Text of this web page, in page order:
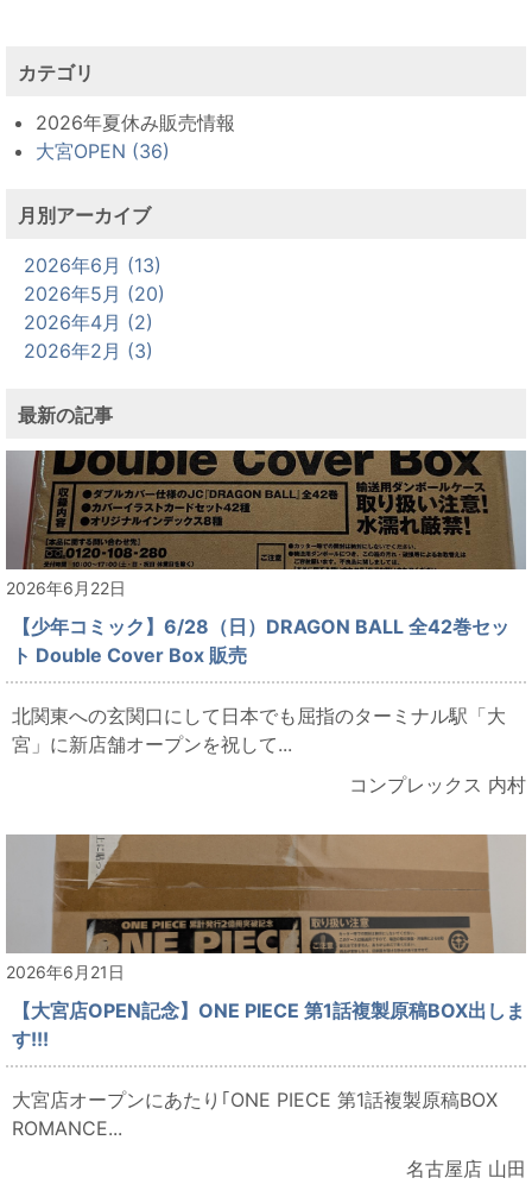
カテゴリ
2026年夏休み販売情報
大宮OPEN (36)
月別アーカイブ
2026年6月 (13)
2026年5月 (20)
2026年4月 (2)
2026年2月 (3)
最新の記事
2026年6月22日
【少年コミック】6/28（日）DRAGON BALL 全42巻セッ
ト Double Cover Box 販売
北関東への玄関口にして日本でも屈指のターミナル駅「大
宮」に新店舗オープンを祝して...
コンプレックス 内村
2026年6月21日
【大宮店OPEN記念】ONE PIECE 第1話複製原稿BOX出しま
す!!!
大宮店オープンにあたり｢ONE PIECE 第1話複製原稿BOX
ROMANCE...
名古屋店 山田